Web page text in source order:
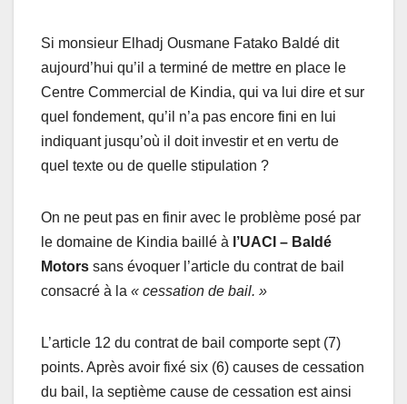
Si monsieur Elhadj Ousmane Fatako Baldé dit
aujourd’hui qu’il a terminé de mettre en place le
Centre Commercial de Kindia, qui va lui dire et sur
quel fondement, qu’il n’a pas encore fini en lui
indiquant jusqu’où il doit investir et en vertu de
quel texte ou de quelle stipulation ?
On ne peut pas en finir avec le problème posé par
le domaine de Kindia baillé à l’UACI – Baldé
Motors sans évoquer l’article du contrat de bail
consacré à la « cessation de bail. »
L’article 12 du contrat de bail comporte sept (7)
points. Après avoir fixé six (6) causes de cessation
du bail, la septième cause de cessation est ainsi